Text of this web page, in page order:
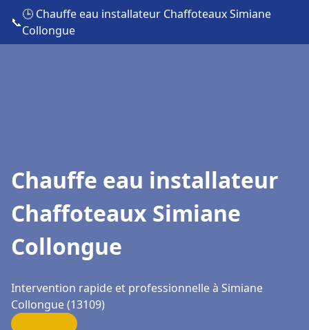
📞
🕒 Chauffe eau installateur Chaffoteaux Simiane
Collongue
Chauffe eau installateur
Chaffoteaux Simiane
Collongue
Intervention rapide et professionnelle à Simiane
Collongue (13109)